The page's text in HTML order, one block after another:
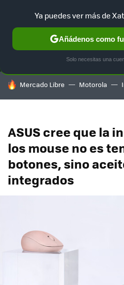
MENÚ
GAMING HOME
HOY SE HABLA DE
Mercado Libre Motorola
ASUS cree que la
los mouse no es
botones, sino
integrados
Ya puedes ver más de
Añádenos como
Solo necesitas una